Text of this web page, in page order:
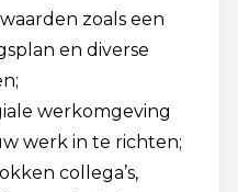
zoals een
en diverse
werkomgeving
werk in te richten;
collega’s,